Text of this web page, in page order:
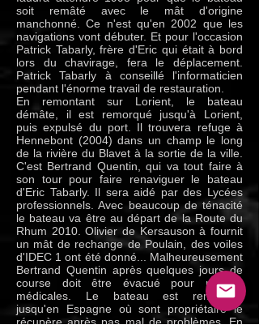
soit remâté avec le mât d'origine
manchonné. Ce n'est qu'en 2002 que les
navigations vont débuter. Et pour l'occasion
Patrick Tabarly, frère d'Eric qui était à bord
lors du chavirage, fera le déplacement.
Patrick Tabarly à conseillé l'informaticien
pendant l'énorme travail de restauration.
En remontant sur Lorient, le bateau
démâte, il est remorqué jusqu'à Lorient,
puis expulsé du port. Il trouvera refuge à
Hennebont (2004) dans un champ le long
de la rivière du Blavet à la sortie de la ville.
C'est Bertrand Quentin, qui va tout faire à
son tour pour faire renaviguer le bateau
d'Eric Tabarly. Il sera aidé par des Lycées
professionnels. Avec beaucoup de ténacité
le bateau va être au départ de la Route du
Rhum 2010. Olivier de Kersauson à fournit
un mât de rechange de Poulain, des voiles
d'IDEC 1 ont été donné... Malheureusement
Bertrand Quentin après quelques jours de
course doit être évacué pour raisons
médicales. Le bateau est remorqué
jusqu'en Espagne où sont propriétaire le
récupère après pas mal de problèmes. En